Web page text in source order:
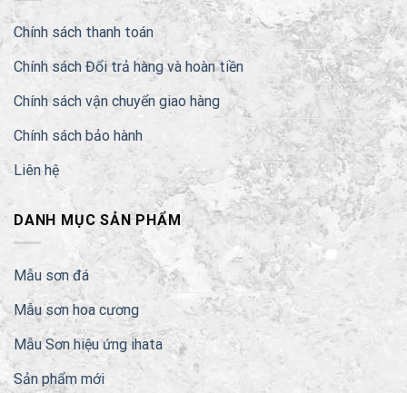
Chính sách thanh toán
Chính sách Đổi trả hàng và hoàn tiền
Chính sách vận chuyển giao hàng
Chính sách bảo hành
Liên hệ
DANH MỤC SẢN PHẨM
Mẫu sơn đá
Mẫu sơn hoa cương
Mẫu Sơn hiệu ứng ihata
Sản phẩm mới